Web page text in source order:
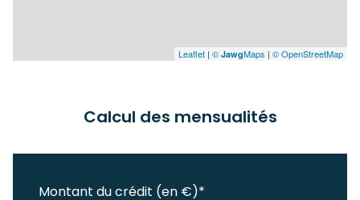
Leaflet | © JawgMaps | © OpenStreetMap
Calcul des mensualités
Montant du crédit (en €)*